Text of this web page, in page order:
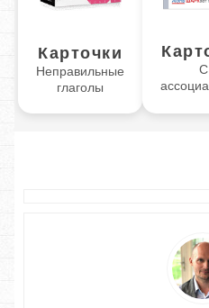
Карточки
Неправильные
глаголы
С